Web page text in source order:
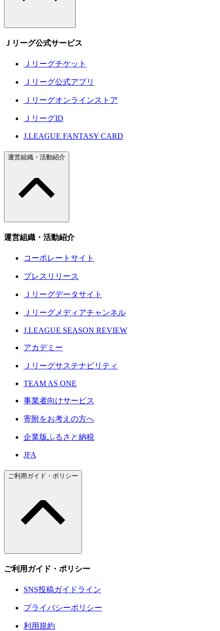
Ｊリーグ公式サービス
Ｊリーグチケット
Ｊリーグ公式アプリ
Ｊリーグオンラインストア
ＪリーグID
J.LEAGUE FANTASY CARD
運営組織・活動紹介
運営組織・活動紹介
コーポレートサイト
プレスリリース
Ｊリーグデータサイト
Ｊリーグメディアチャンネル
J.LEAGUE SEASON REVIEW
アカデミー
Ｊリーグサステナビリティ
TEAM AS ONE
事業者向けサービス
寄附をお考えの方へ
企業版ふるさと納税
JFA
ご利用ガイド・ポリシー
ご利用ガイド・ポリシー
SNS投稿ガイドライン
プライバシーポリシー
利用規約